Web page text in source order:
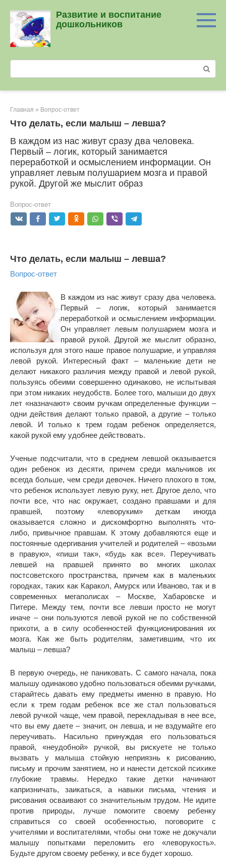
контенту
Развитие и воспитание
дошкольников
Главная » Вопрос-ответ
Что делать, если малыш – левша?
В каждом из нас живут сразу два человека.
Первый – логик, который занимается
переработкой и осмыслением информации. Он
управляет левым полушарием мозга и правой
рукой. Другой же мыслит образ
Вопрос-ответ
Что делать, если малыш – левша?
Вопрос-ответ
В каждом из нас живут сразу два человека.
Первый – логик, который занимается
переработкой и осмыслением информации.
Он управляет левым полушарием мозга и
правой рукой. Другой же мыслит образно,
используя для этого наше правое полушарие, и управляя
левой рукой. Интересный факт – маленькие дети не
делают никакого различия между правой и левой рукой,
пользуясь обеими совершенно одинаково, не испытывая
при этом никаких неудобств. Более того, малыши до двух
лет «назначают» своим ручкам определенные функции –
одни действия делают только правой, а другие – только
левой. И только к трем годам ребенок определяется,
какой рукой ему удобнее действовать.
Ученые подсчитали, что в среднем левшой оказывается
один ребенок из десяти, причем среди мальчиков их
всегда больше, чем среди девочек. Ничего плохого в том,
что ребенок использует левую руку, нет. Другое дело, что
почти все, что нас окружает, создано правшами и для
правшей, поэтому «леворуким» деткам иногда
оказывается сложно и дискомфортно выполнять что-
либо, привычное правшам. К этому добавляются еще и
постоянные одергивания учителей и родителей – «возьми
в правую», «пиши так», «будь как все». Переучивать
левшей на правшей принято во многих школах
постсоветского пространства, причем как в маленьких
городках, таких как Каракол, Амурск или Иваново, так и в
современных мегаполисах – Москве, Хабаровске и
Питере. Между тем, почти все левши просто не могут
иначе – они пользуются левой рукой не по собственной
прихоти, а в силу особенностей функционирования их
мозга. Как же быть родителям, заметившим, что их
малыш – левша?
В первую очередь, не паниковать. С самого начала, пока
малышу одинаково удобно пользоваться обеими ручками,
старайтесь давать ему предметы именно в правую. Но
если к трем годам ребенок все же стал пользоваться
левой ручкой чаще, чем правой, перекладывая в нее все,
что вы ему даете – значит, он левша, и не вздумайте его
переучивать. Насильно принуждая его пользоваться
правой, «неудобной» ручкой, вы рискуете не только
вызвать у малыша стойкую неприязнь к рисованию,
письму и прочим занятием, но и нанести детской психике
глубокие травмы. Нередко такие детки начинают
капризничать, заикаться, а навыки письма, чтения и
рисования осваивают со значительным трудом. Не идите
против природы, лучше помогите своему ребенку
справиться со своей особенностью, поговорите с
учителями и воспитателями, чтобы они тоже не докучали
малышу попытками переломить его «леворукость».
Будьте другом своему ребенку, и все будет хорошо.